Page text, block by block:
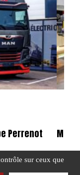
Perrenot
sur ceux que